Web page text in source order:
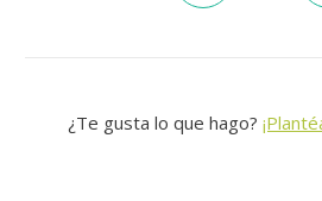
¿Te gusta lo que hago?